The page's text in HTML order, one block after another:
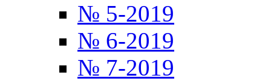
№ 5-2019
№ 6-2019
№ 7-2019